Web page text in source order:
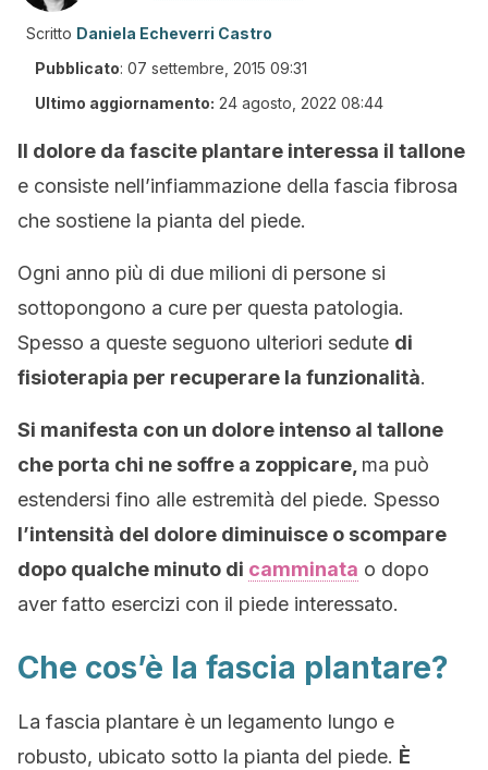
Scritto Daniela Echeverri Castro
Pubblicato: 07 settembre, 2015 09:31
Ultimo aggiornamento: 24 agosto, 2022 08:44
Il dolore da fascite plantare interessa il tallone
e consiste nell’infiammazione della fascia fibrosa
che sostiene la pianta del piede.
Ogni anno più di due milioni di persone si
sottopongono a cure per questa patologia.
Spesso a queste seguono ulteriori sedute di
fisioterapia per recuperare la funzionalità.
Si manifesta con un dolore intenso al tallone
che porta chi ne soffre a zoppicare, ma può
estendersi fino alle estremità del piede. Spesso
l’intensità del dolore diminuisce o scompare
dopo qualche minuto di camminata o dopo
aver fatto esercizi con il piede interessato.
Che cos’è la fascia plantare?
La fascia plantare è un legamento lungo e
robusto, ubicato sotto la pianta del piede. È